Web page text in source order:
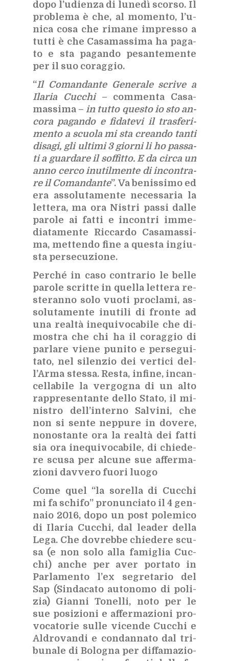
dopo l’u­dien­za di lu­ne­dì scor­so. Il
pro­ble­ma è che, al mo­men­to, l’u­
ni­ca cosa che ri­ma­ne im­pres­so a
tut­ti è che Ca­sa­mas­si­ma ha pa­ga­
to e sta pa­gan­do pe­san­te­men­te
per il suo co­rag­gio.
“Il Co­man­dan­te Ge­ne­ra­le scri­ve a
Ila­ria Cuc­chi– com­men­ta Ca­sa­
mas­si­ma – in tut­to que­sto io sto an­
co­ra pa­gan­do e fi­da­te­vi il tra­sfe­ri­
men­to a scuo­la mi sta crean­do tan­ti
di­sa­gi, gli ul­ti­mi 3 gior­ni li ho pas­sa­
ti a guar­da­re il sof­fit­to. E da cir­ca un
anno cer­co inu­til­men­te di in­con­tra­
re il Co­man­dan­te”. Va be­nis­si­mo ed
era as­so­lu­ta­men­te ne­ces­sa­ria la
let­te­ra, ma ora Ni­stri pas­si dal­le
pa­ro­le ai fat­ti e in­con­tri im­me­
dia­ta­men­te Ric­car­do Ca­sa­mas­si­
ma, met­ten­do fine a que­sta in­giu­
sta per­se­cu­zio­ne.
Per­ché in caso con­tra­rio le bel­le
pa­ro­le scrit­te in quel­la let­te­ra re­
ste­ran­no solo vuo­ti pro­cla­mi, as­
so­lu­ta­men­te inu­ti­li di fron­te ad
una real­tà ine­qui­vo­ca­bi­le che di­
mo­stra che chi ha il co­rag­gio di
par­la­re vie­ne pu­ni­to e per­se­gui­
ta­to, nel si­len­zio dei ver­ti­ci del­
l’Ar­ma stes­sa. Re­sta, in­fi­ne, in­can­
cel­la­bi­le la ver­go­gna di un alto
rap­pre­sen­tan­te del­lo Sta­to, il mi­
ni­stro del­l’in­ter­no Sal­vi­ni, che
non si sen­te nep­pu­re in do­ve­re,
no­no­stan­te ora la real­tà dei fat­ti
sia ora ine­qui­vo­ca­bi­le, di chie­de­
re scu­sa per al­cu­ne sue af­fer­ma­
zio­ni dav­ve­ro fuo­ri luo­go
Come quel “la so­rel­la di Cuc­chi
mi fa schi­fo” pro­nun­cia­to il 4 gen­
na­io 2016, dopo un post po­le­mi­co
di Ila­ria Cuc­chi, dal lea­der del­la
Lega. Che do­vreb­be chie­de­re scu­
sa (e non solo alla fa­mi­glia Cuc­
chi) an­che per aver por­ta­to in
Par­la­men­to l’ex se­gre­ta­rio del
Sap (Sin­da­ca­to au­to­no­mo di po­li­
zia) Gian­ni To­nel­li, noto per le
sue po­si­zio­ni e af­fer­ma­zio­ni pro­
vo­ca­to­rie sul­le vi­cen­de Cuc­chi e
Al­dro­van­di e con­dan­na­to dal tri­
bu­na­le di Bo­lo­gna per dif­fa­ma­zio­